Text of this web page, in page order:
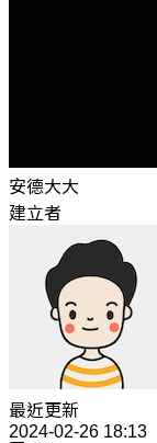
安德大大
建立者
最近更新
2024-02-26 18:13